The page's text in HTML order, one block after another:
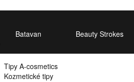
Batavan Beauty Strokes
Tipy A-cosmetics
Kozmetické tipy